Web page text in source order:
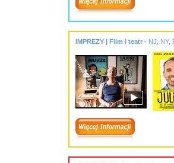
IMPREZY | Film i teatr - NJ, NY,